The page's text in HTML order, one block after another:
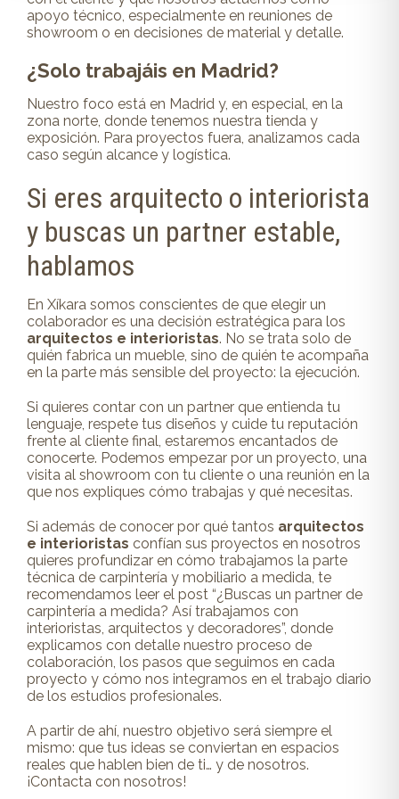
apoyo técnico, especialmente en reuniones de
showroom o en decisiones de material y detalle.
¿Solo trabajáis en Madrid?
Nuestro foco está en Madrid y, en especial, en la
zona norte, donde tenemos nuestra tienda y
exposición. Para proyectos fuera, analizamos cada
caso según alcance y logística.
Si eres arquitecto o interiorista
y buscas un partner estable,
hablamos
En Xíkara somos conscientes de que elegir un
colaborador es una decisión estratégica para los
arquitectos e interioristas. No se trata solo de
quién fabrica un mueble, sino de quién te acompaña
en la parte más sensible del proyecto: la ejecución.
Si quieres contar con un partner que entienda tu
lenguaje, respete tus diseños y cuide tu reputación
frente al cliente final, estaremos encantados de
conocerte. Podemos empezar por un proyecto, una
visita al showroom con tu cliente o una reunión en la
que nos expliques cómo trabajas y qué necesitas.
Si además de conocer por qué tantos arquitectos
e interioristas confían sus proyectos en nosotros
quieres profundizar en cómo trabajamos la parte
técnica de carpintería y mobiliario a medida, te
recomendamos leer el post “¿Buscas un partner de
carpintería a medida? Así trabajamos con
interioristas, arquitectos y decoradores”, donde
explicamos con detalle nuestro proceso de
colaboración, los pasos que seguimos en cada
proyecto y cómo nos integramos en el trabajo diario
de los estudios profesionales.
A partir de ahí, nuestro objetivo será siempre el
mismo: que tus ideas se conviertan en espacios
reales que hablen bien de ti… y de nosotros.
¡Contacta con nosotros!